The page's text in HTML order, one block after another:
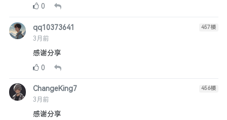
0
qq10373641
3月前
457楼
感谢分享
0
ChangeKing7
3月前
456楼
感谢分享